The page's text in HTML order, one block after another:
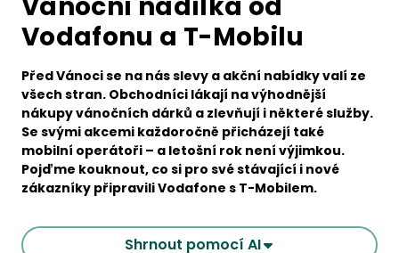
Vodafonu a T-Mobilu
Před Vánoci se na nás slevy a akční nabídky valí ze
všech stran. Obchodníci lákají na výhodnější
nákupy vánočních dárků a zlevňují i některé služby.
Se svými akcemi každoročně přicházejí také
mobilní operátoři – a letošní rok není výjimkou.
Pojďme kouknout, co si pro své stávající i nové
zákazníky připravili Vodafone s T-Mobilem.
Shrnout pomocí AI